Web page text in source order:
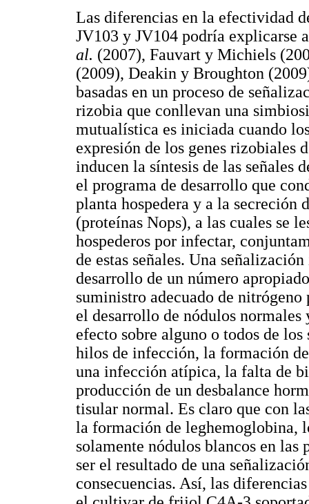
Las diferencias en la efectividad
JV103 y JV104 podría explicarse
al. (2007), Fauvart y Michiels
(2009), Deakin y Broughton
basadas en un proceso de
rizobia que conllevan una
mutualística es iniciada cuando
expresión de los genes rizobiales
inducen la síntesis de las señales
el programa de desarrollo que
planta hospedera y a la secreción
(proteínas Nops), a las cuales se
hospederos por infectar,
de estas señales. Una
desarrollo de un número
suministro adecuado de
el desarrollo de nódulos
efecto sobre alguno o todos de
hilos de infección, la formación
una infección atípica, la falta de
producción de un desbalance
tisular normal. Es claro que con
la formación de leghemoglobina,
solamente nódulos blancos en las
ser el resultado de una
consecuencias. Así, las